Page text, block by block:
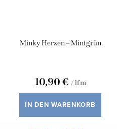
Minky Herzen – Mintgrün
10,90 € / lfm
IN DEN WARENKORB